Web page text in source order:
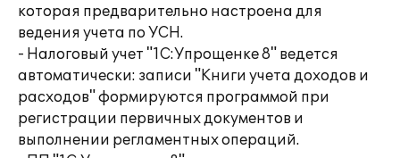
которая предварительно настроена для
ведения учета по УСН.
- Налоговый учет "1С:Упрощенке 8" ведется
автоматически: записи "Книги учета доходов и
расходов" формируются программой при
регистрации первичных документов и
выполнении регламентных операций.